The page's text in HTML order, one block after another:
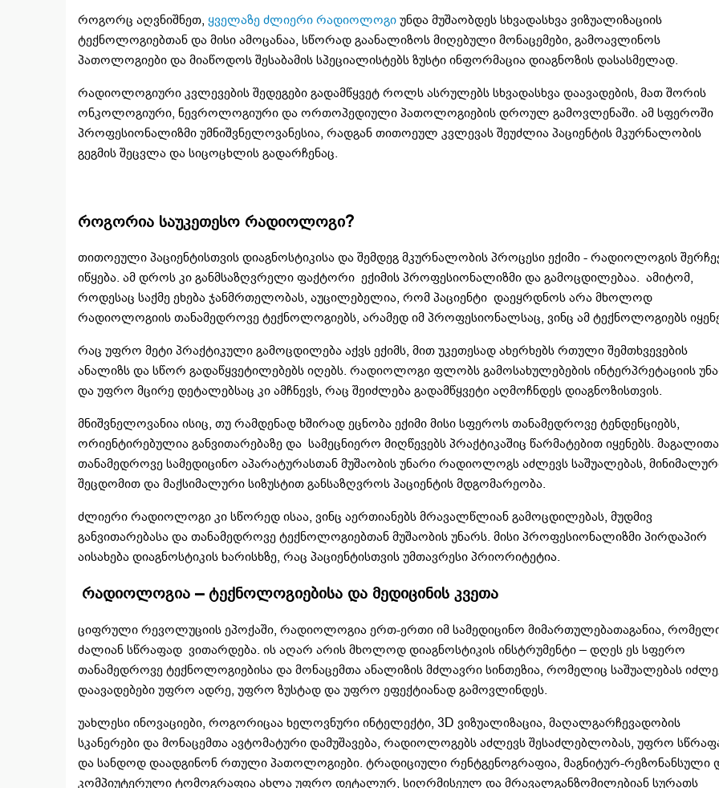
როგორც აღვნიშნეთ, ყველაზე ძლიერი რადიოლოგი უნდა მუშაობდეს სხვადასხვა ვიზუალიზაციის
ტექნოლოგიებთან და მისი ამოცანაა, სწორად გაანალიზოს მიღებული მონაცემები, გამოავლინოს
პათოლოგიები და მიაწოდოს შესაბამის სპეციალისტებს ზუსტი ინფორმაცია დიაგნოზის დასასმელად.
რადიოლოგიური კვლევების შედეგები გადამწყვეტ როლს ასრულებს სხვადასხვა დაავადების, მათ შორის
ონკოლოგიური, ნევროლოგიური და ორთოპედიული პათოლოგიების დროულ გამოვლენაში. ამ სფეროში
პროფესიონალიზმი უმნიშვნელოვანესია, რადგან თითოეულ კვლევას შეუძლია პაციენტის მკურნალობის
გეგმის შეცვლა და სიცოცხლის გადარჩენაც.
როგორია საუკეთესო რადიოლოგი?
თითოეული პაციენტისთვის დიაგნოსტიკისა და შემდეგ მკურნალობის პროცესი ექიმი - რადიოლოგის
იწყება. ამ დროს კი განმსაზღვრელი ფაქტორი ექიმის პროფესიონალიზმი და გამოცდილებაა. ამიტომ,
როდესაც საქმე ეხება ჯანმრთელობას, აუცილებელია, რომ პაციენტი დაეყრდნოს არა მხოლოდ
რადიოლოგიის თანამედროვე ტექნოლოგიებს, არამედ იმ პროფესიონალსაც, ვინც ამ ტექნოლოგიებს
რაც უფრო მეტი პრაქტიკული გამოცდილება აქვს ექიმს, მით უკეთესად ახერხებს რთული შემთხვევების
ანალიზს და სწორ გადაწყვეტილებებს იღებს. რადიოლოგი ფლობს გამოსახულებების ინტერპრეტაციის
და უფრო მცირე დეტალებსაც კი ამჩნევს, რაც შეიძლება გადამწყვეტი აღმოჩნდეს დიაგნოზისთვის.
მნიშვნელოვანია ისიც, თუ რამდენად ხშირად ეცნობა ექიმი მისი სფეროს თანამედროვე ტენდენციებს,
ორიენტირებულია განვითარებაზე და სამეცნიერო მიღწევებს პრაქტიკაშიც წარმატებით იყენებს.
თანამედროვე სამედიცინო აპარატურასთან მუშაობის უნარი რადიოლოგს აძლევს საშუალებას,
შეცდომით და მაქსიმალური სიზუსტით განსაზღვროს პაციენტის მდგომარეობა.
ძლიერი რადიოლოგი კი სწორედ ისაა, ვინც აერთიანებს მრავალწლიან გამოცდილებას, მუდმივ
განვითარებასა და თანამედროვე ტექნოლოგიებთან მუშაობის უნარს. მისი პროფესიონალიზმი პირდაპირ
აისახება დიაგნოსტიკის ხარისხზე, რაც პაციენტისთვის უმთავრესი პრიორიტეტია.
რადიოლოგია – ტექნოლოგიებისა და მედიცინის კვეთა
ციფრული რევოლუციის ეპოქაში, რადიოლოგია ერთ-ერთი იმ სამედიცინო მიმართულებათაგანია,
ძალიან სწრაფად ვითარდება. ის აღარ არის მხოლოდ დიაგნოსტიკის ინსტრუმენტი – დღეს ეს სფერო
თანამედროვე ტექნოლოგიებისა და მონაცემთა ანალიზის მძლავრი სინთეზია, რომელიც საშუალებას
დაავადებები უფრო ადრე, უფრო ზუსტად და უფრო ეფექტიანად გამოვლინდეს.
უახლესი ინოვაციები, როგორიცაა ხელოვნური ინტელექტი, 3D ვიზუალიზაცია, მაღალგარჩევადობის
სკანერები და მონაცემთა ავტომატური დამუშავება, რადიოლოგებს აძლევს შესაძლებლობას, უფრო
და სანდოდ დაადგინონ რთული პათოლოგიები. ტრადიციული რენტგენოგრაფია, მაგნიტურ-რეზონანსული
კომპიუტერული ტომოგრაფია ახლა უფრო დეტალურ, სიღრმისეულ და მრავალგანზომილებიან სურათს